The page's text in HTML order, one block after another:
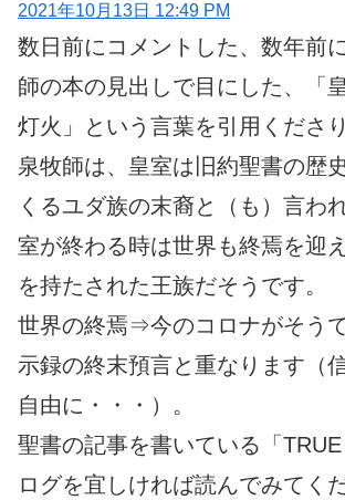
2021年10月13日 12:49 PM
数日前にコメントした、数年前
師の本の見出しで目にした、「
灯火」という言葉を引用くださり
泉牧師は、皇室は旧約聖書の歴
くるユダ族の末裔と（も）言わ
室が終わる時は世界も終焉を迎
を持たされた王族だそうです。
世界の終焉⇒今のコロナがそう
示録の終末預言と重なります（
自由に・・・）。
聖書の記事を書いている「
ログを宜しければ読んでみてく